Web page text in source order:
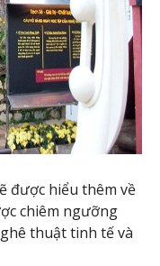
được hiểu thêm về
chiêm ngưỡng
thuật tinh tế và